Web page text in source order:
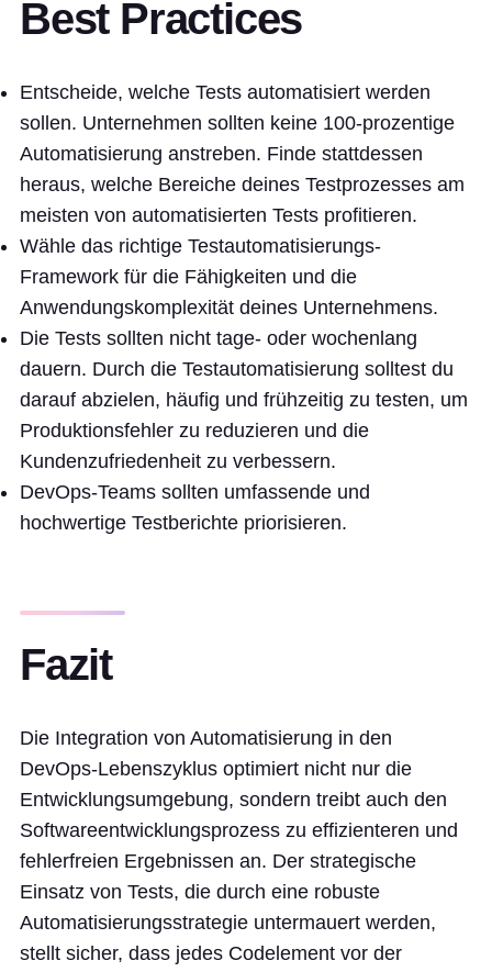
Best Practices
Entscheide, welche Tests automatisiert werden
sollen. Unternehmen sollten keine 100-prozentige
Automatisierung anstreben. Finde stattdessen
heraus, welche Bereiche deines Testprozesses am
meisten von automatisierten Tests profitieren.
Wähle das richtige Testautomatisierungs-
Framework für die Fähigkeiten und die
Anwendungskomplexität deines Unternehmens.
Die Tests sollten nicht tage- oder wochenlang
dauern. Durch die Testautomatisierung solltest du
darauf abzielen, häufig und frühzeitig zu testen, um
Produktionsfehler zu reduzieren und die
Kundenzufriedenheit zu verbessern.
DevOps-Teams sollten umfassende und
hochwertige Testberichte priorisieren.
Fazit
Die Integration von Automatisierung in den
DevOps-Lebenszyklus optimiert nicht nur die
Entwicklungsumgebung, sondern treibt auch den
Softwareentwicklungsprozess zu effizienteren und
fehlerfreien Ergebnissen an. Der strategische
Einsatz von Tests, die durch eine robuste
Automatisierungsstrategie untermauert werden,
stellt sicher, dass jedes Codelement vor der